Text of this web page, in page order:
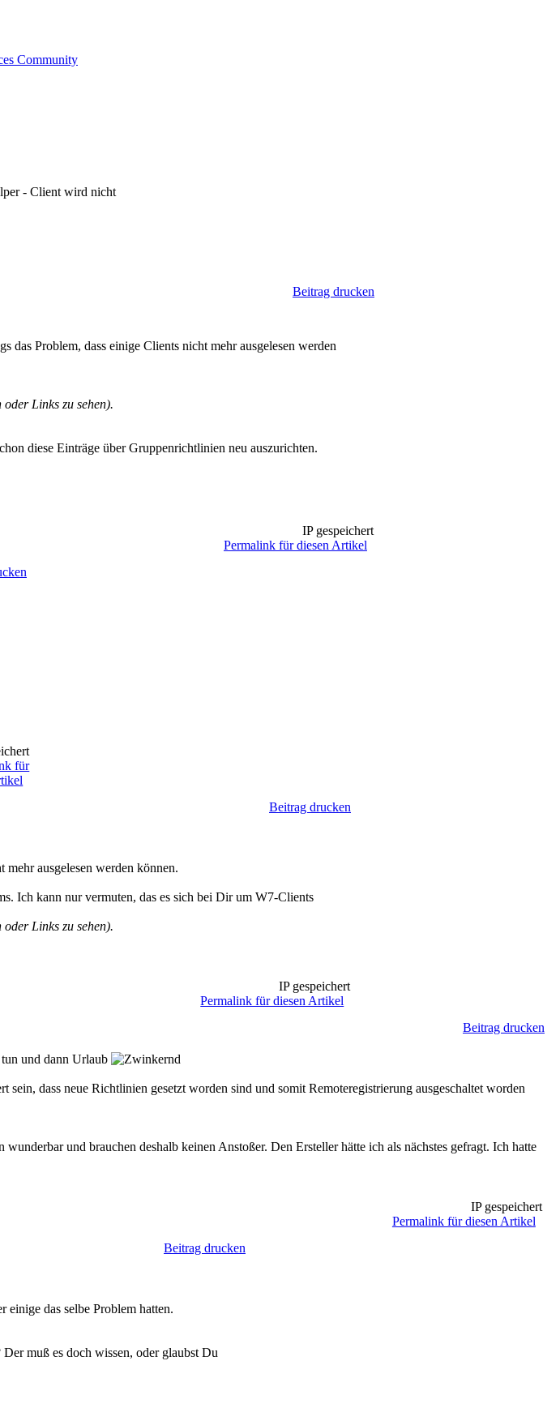
- Client wird nicht
Beitrag drucken
das Problem, dass einige Clients nicht mehr ausgelesen werden
Links zu sehen).
diese Einträge über Gruppenrichtlinien neu auszurichten.
IP gespeichert
Permalink für diesen Artikel
für
Beitrag drucken
ausgelesen werden können.
Ich kann nur vermuten, das es sich bei Dir um W7-Clients
Links zu sehen).
IP gespeichert
Permalink für diesen Artikel
Beitrag drucken
und dann Urlaub
dass neue Richtlinien gesetzt worden sind und somit Remoteregistrierung ausgeschaltet worden
und brauchen deshalb keinen Anstoßer. Den Ersteller hätte ich als nächstes gefragt. Ich hatte
IP gespeichert
Permalink für diesen Artikel
Beitrag drucken
einige das selbe Problem hatten.
Der muß es doch wissen, oder glaubst Du